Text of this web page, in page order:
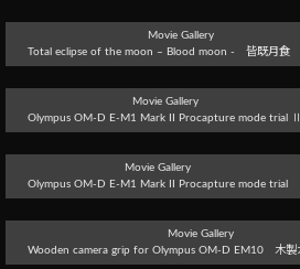
Movie Gallery
Total eclipse of the moon – Blood moon - 皆既月食
Movie Gallery
Olympus OM-D E-M1 Mark II Procapture mode trial Ⅱ
Movie Gallery
Olympus OM-D E-M1 Mark II Procapture mode trial
Movie Gallery
Wooden camera grip for Olympus OM-D EM10 木製